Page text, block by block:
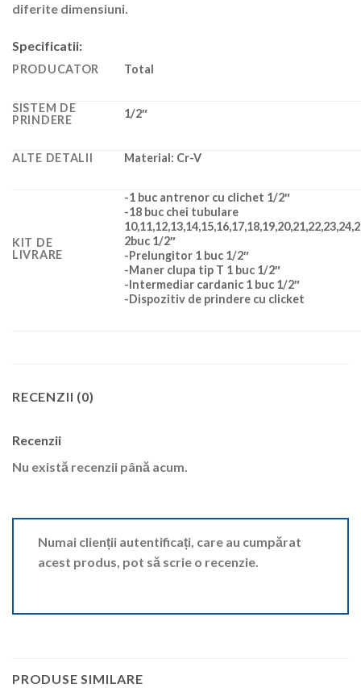
diferite dimensiuni.
Specificatii:
PRODUCATOR Total
SISTEM DE
PRINDERE
1/2″
ALTE DETALII Material: Cr-V
KIT DE
LIVRARE
-1 buc antrenor cu clichet 1/2″
-18 buc chei tubulare
2buc 1/2″
-Prelungitor 1 buc 1/2″
-Maner clupa tip T 1 buc 1/2″
-Intermediar cardanic 1 buc 1/2″
-Dispozitiv de prindere cu clicket
RECENZII (0)
Recenzii
Nu există recenzii până acum.
Numai clienții autentificați, care au cumpărat
acest produs, pot să scrie o recenzie.
PRODUSE SIMILARE